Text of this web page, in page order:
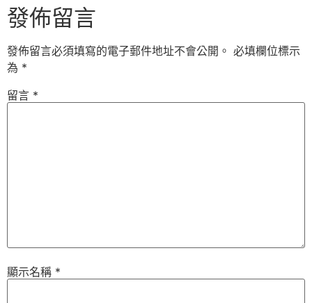
發佈留言
發佈留言必須填寫的電子郵件地址不會公開。 必填欄位標示
為 *
留言 *
顯示名稱 *